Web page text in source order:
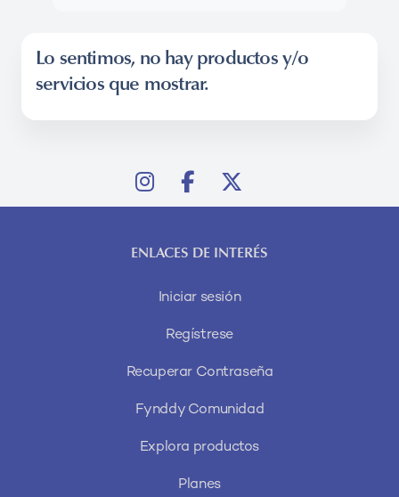
Lo sentimos, no hay productos y/o
servicios que mostrar.
ENLACES DE INTERÉS
Iniciar sesión
Regístrese
Recuperar Contraseña
Fynddy Comunidad
Explora productos
Planes